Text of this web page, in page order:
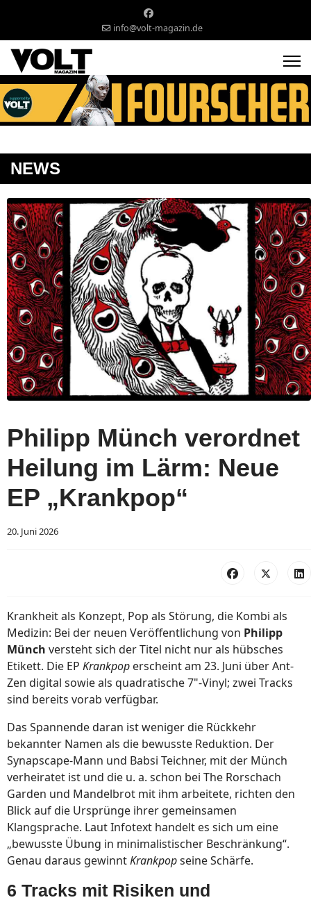
info@volt-magazin.de
NEWS
Philipp Münch verordnet
Heilung im Lärm: Neue
EP „Krankpop“
20. Juni 2026
Krankheit als Konzept, Pop als Störung, die Kombi als
Medizin: Bei der neuen Veröffentlichung von Philipp
Münch versteht sich der Titel nicht nur als hübsches
Etikett. Die EP Krankpop erscheint am 23. Juni über Ant-
Zen digital sowie als quadratische 7"-Vinyl; zwei Tracks
sind bereits vorab verfügbar.
Das Spannende daran ist weniger die Rückkehr
bekannter Namen als die bewusste Reduktion. Der
Synapscape-Mann und Babsi Teichner, mit der Münch
verheiratet ist und die u. a. schon bei The Rorschach
Garden und Mandelbrot mit ihm arbeitete, richten den
Blick auf die Ursprünge ihrer gemeinsamen
Klangsprache. Laut Infotext handelt es sich um eine
„bewusste Übung in minimalistischer Beschränkung“.
Genau daraus gewinntKrankpopseine Schärfe.
6 Tracks mit Risiken und